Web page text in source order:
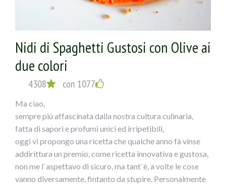
Nidi di Spaghetti Gustosi con Olive ai
due colori
4308 con 1077
Ma ciao,
sempre più affascinata dalla nostra cultura culinaria,
fatta di sapori e profumi unici ed irripetibili,
oggi vi propongo una ricetta che qualche anno fà vinse
addirittura un premio, come ricetta innovativa e gustosa,
non me l`aspettavo di sicuro, ma tant`è, a volte le cose
vanno diversamente, fintanto da stupire. Personalmente